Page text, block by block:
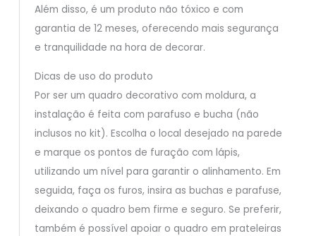
Além disso, é um produto não tóxico e com
garantia de 12 meses, oferecendo mais segurança
e tranquilidade na hora de decorar.
Dicas de uso do produto
Por ser um quadro decorativo com moldura, a
instalação é feita com parafuso e bucha (não
inclusos no kit). Escolha o local desejado na parede
e marque os pontos de furação com lápis,
utilizando um nível para garantir o alinhamento. Em
seguida, faça os furos, insira as buchas e parafuse,
deixando o quadro bem firme e seguro. Se preferir,
também é possível apoiar o quadro em prateleiras